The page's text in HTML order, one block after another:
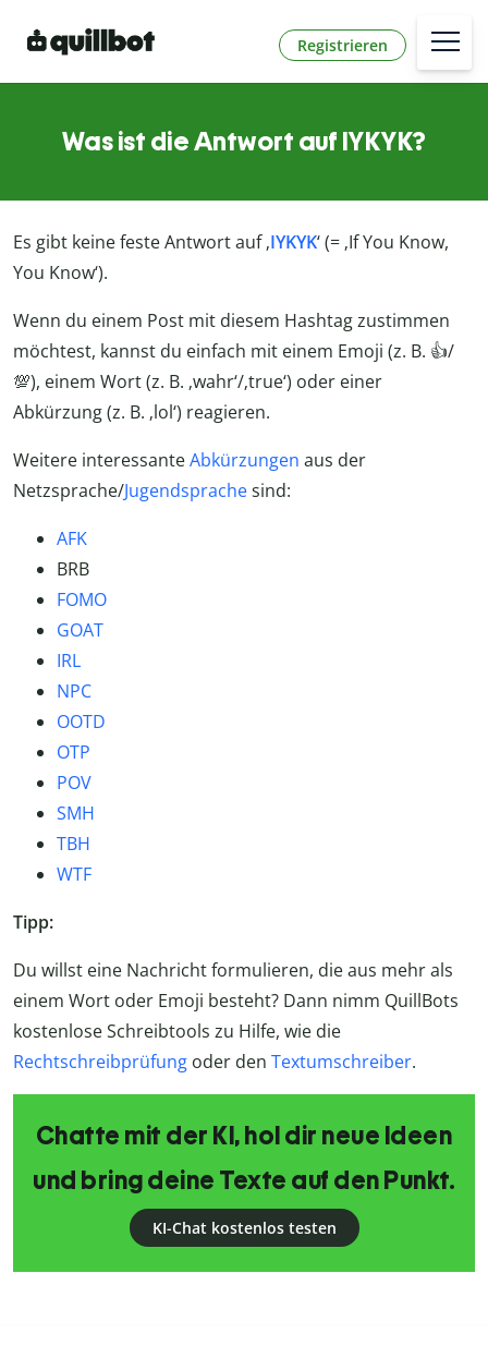
Registrieren
Was ist die Antwort auf IYKYK?
Es gibt keine feste Antwort auf ‚IYKYK‘ (= ‚If You Know,
You Know‘).
Wenn du einem Post mit diesem Hashtag zustimmen
möchtest, kannst du einfach mit einem Emoji (z. B. 👍/
💯), einem Wort (z. B. ‚wahr‘/‚true‘) oder einer
Abkürzung (z. B. ‚lol‘) reagieren.
Weitere interessanteAbkürzungen aus der
Netzsprache/Jugendsprachesind:
AFK
BRB
FOMO
GOAT
IRL
NPC
OOTD
OTP
POV
SMH
TBH
WTF
Tipp:
Du willst eine Nachricht formulieren, die aus mehr als
einem Wort oder Emoji besteht? Dann nimm QuillBots
kostenlose Schreibtools zu Hilfe, wie die
Rechtschreibprüfung oder den Textumschreiber.
Chatte mit der KI, hol dir neue Ideen
und bring deine Texte auf den Punkt.
KI-Chat kostenlos testen